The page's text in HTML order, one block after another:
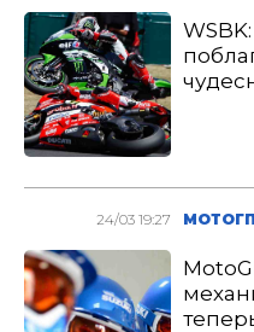
24/03 19:27 МОТОГП